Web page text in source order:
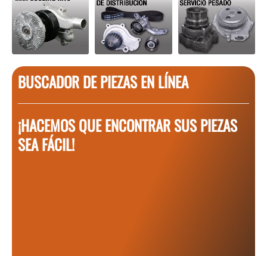
BUSCADOR DE PIEZAS EN LÍNEA
¡HACEMOS QUE ENCONTRAR SUS PIEZAS
SEA FÁCIL!